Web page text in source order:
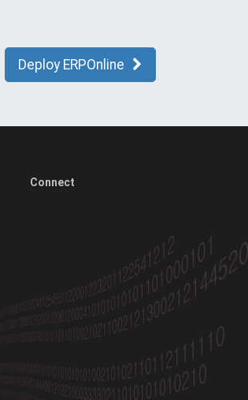
Deploy ERPOnline
Connect